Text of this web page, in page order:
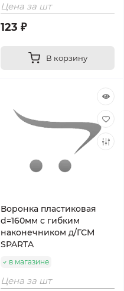
Цена за шт
123 ₽
В корзину
Воронка пластиковая
d=160мм с гибким
наконечником д/ГСМ
SPARTA
в магазине
Цена за шт